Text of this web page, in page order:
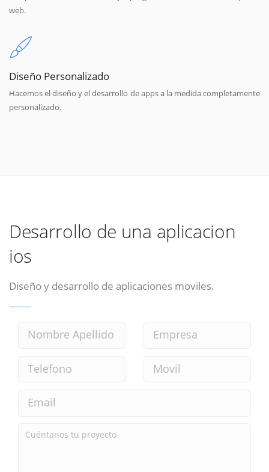
web.
Diseño Personalizado
Hacemos el diseño y el desarrollo de apps a la medida completamente
personalizado.
Desarrollo de una aplicacion
ios
Diseño y desarrollo de aplicaciones moviles.